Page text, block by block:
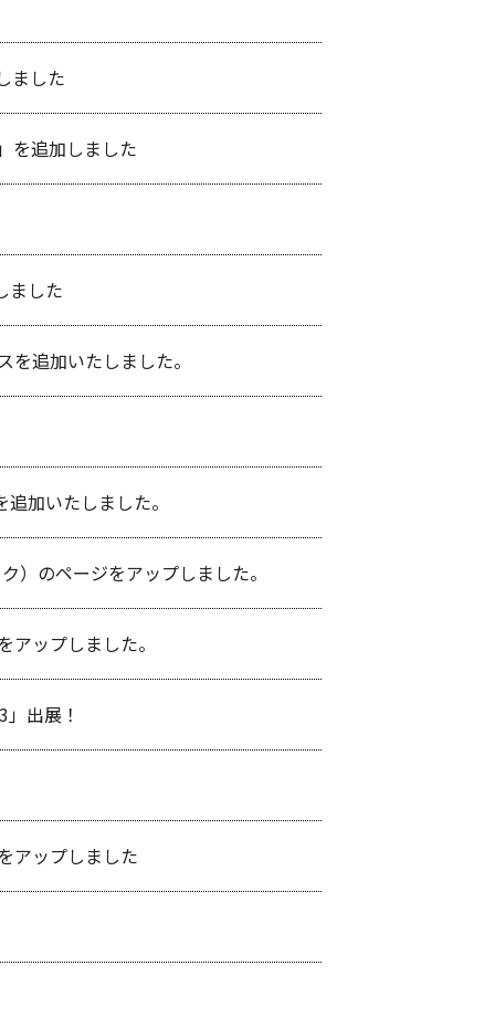
ました
を追加しました
ました
追加いたしました。
加いたしました。
）のページをアップしました。
ップしました。
出展！
アップしました